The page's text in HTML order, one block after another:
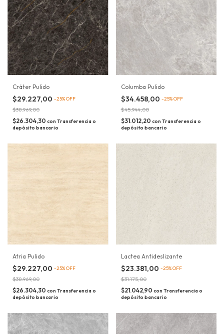
Cráter Pulido
$29.227,00 -25%OFF
$38.969,00
$26.304,30 con Transferencia o
depósito bancario
Columba Pulido
$34.458,00 -25%OFF
$45.944,00
$31.012,20 con Transferencia o
depósito bancario
Atria Pulido
$29.227,00 -25%OFF
$38.969,00
$26.304,30 con Transferencia o
depósito bancario
Lactea Antideslizante
$23.381,00 -25%OFF
$31.175,00
$21.042,90 con Transferencia o
depósito bancario